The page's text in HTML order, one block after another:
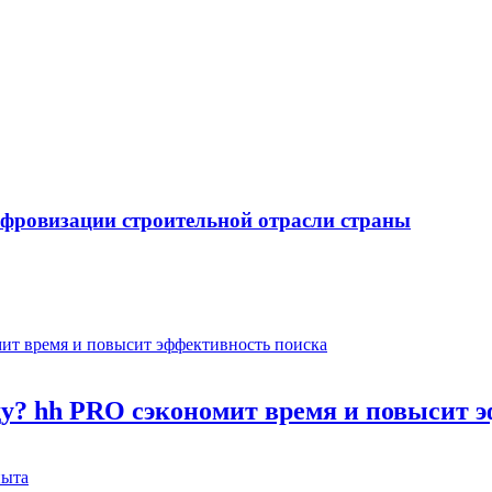
строительной отрасли страны
hh PRO сэкономит время и повысит